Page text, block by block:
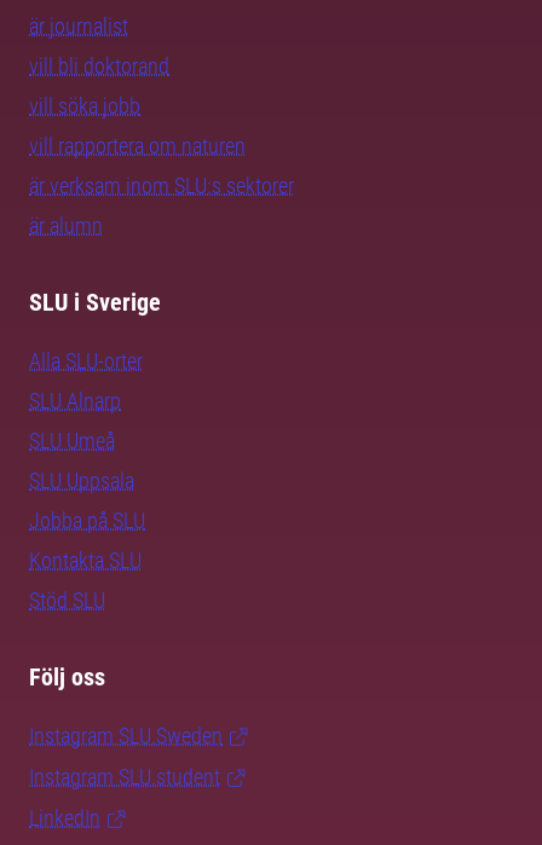
är journalist
vill bli doktorand
vill söka jobb
vill rapportera om naturen
är verksam inom SLU:s sektorer
är alumn
SLU i Sverige
Alla SLU-orter
SLU Alnarp
SLU Umeå
SLU Uppsala
Jobba på SLU
Kontakta SLU
Stöd SLU
Följ oss
Instagram SLU.Sweden
Instagram SLU.student
LinkedIn